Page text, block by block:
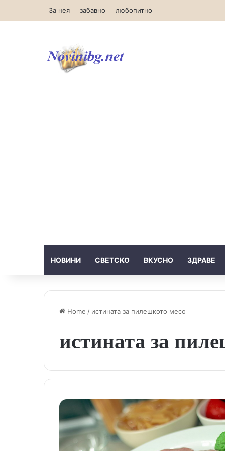
За нея забавно любопитно
НОВИНИ СВЕТСКО ВКУСНО ЗДРАВЕ
Home / истината за пилешкото месо
истината за